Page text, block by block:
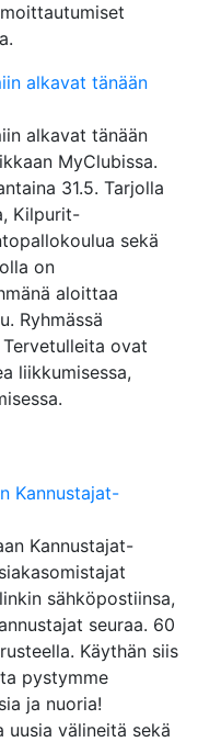
alkavat tänään
alkavat tänään
MyClubissa.
31.5. Tarjolla
Kilpurit-
sekä
on
aloittaa
Ryhmässä
ovat
liikkumisessa,
Kannustajat-
Kannustajat-
sähköpostiinsa,
seuraa. 60
Käythän siis
pystymme
ja nuoria!
uusia välineitä sekä